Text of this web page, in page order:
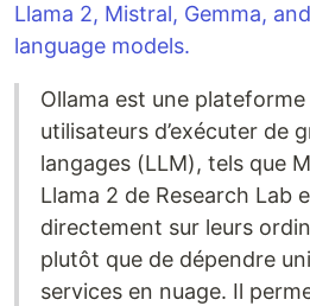
Llama 2, Mistral, Gemma,
language models.
Ollama est une
utilisateurs d’exécuter de
langages (LLM), tels que
Llama 2 de Research Lab
directement sur leurs
plutôt que de dépendre
services en nuage. Il